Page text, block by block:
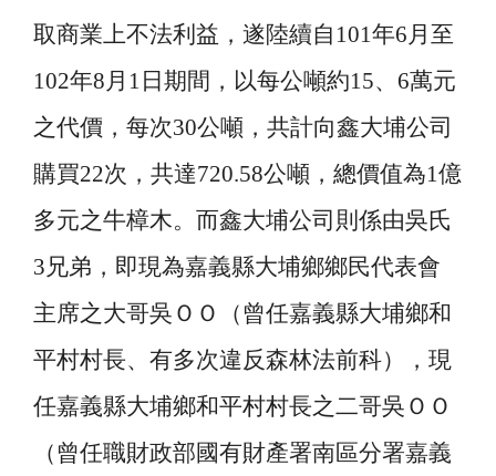
取商業上不法利益，遂陸續自 101年6 月至
102年8 月 1 日期間，以每公噸約15、 6萬元
之代價，每次30公噸，共計向鑫大埔公司
購買22次，共達720.58公噸，總價值為1億
多元之牛樟木。而鑫大埔公司則係由吳氏
3 兄弟，即現為嘉義縣大埔鄉鄉民代表會
主席之大哥吳ＯＯ（曾任嘉義縣大埔鄉和
平村村長、有多次違反森林法前科），現
任嘉義縣大埔鄉和平村村長之二哥吳ＯＯ
（曾任職財政部國有財產署南區分署嘉義